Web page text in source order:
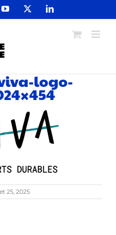
YouTube LinkedIn
logo-
25, 2025